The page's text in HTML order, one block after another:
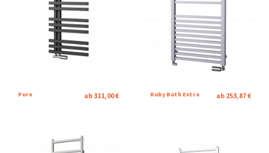
Pure ab 311,00 € Ruby Bath Extra ab 253,87 €